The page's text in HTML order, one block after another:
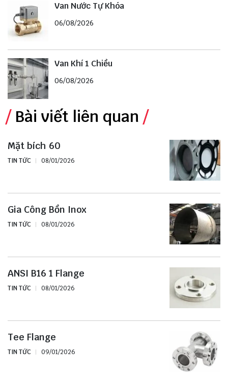
Van Nước Tự Khóa
06/08/2026
Van Khí 1 Chiều
06/08/2026
Bài viết liên quan
Mặt bích 60
TIN TỨC 08/01/2026
Gia Công Bồn Inox
TIN TỨC 08/01/2026
ANSI B16 1 Flange
TIN TỨC 08/01/2026
Tee Flange
TIN TỨC 09/01/2026